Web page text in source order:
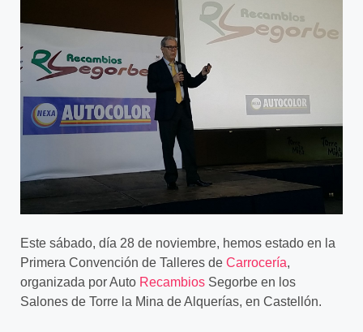
Este sábado, día 28 de noviembre, hemos estado en la
Primera Convención de Talleres de Carrocería,
organizada por Auto Recambios Segorbe en los
Salones de Torre la Mina de Alquerías, en Castellón.